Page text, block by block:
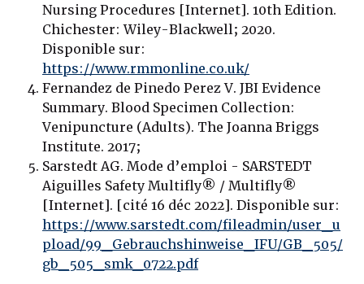
Nursing Procedures [Internet]. 10th Edition.
Chichester: Wiley-Blackwell; 2020.
Disponible sur:
https://www.rmmonline.co.uk/
Fernandez de Pinedo Perez V. JBI Evidence
Summary. Blood Specimen Collection:
Venipuncture (Adults). The Joanna Briggs
Institute. 2017;
Sarstedt AG. Mode d’emploi - SARSTEDT
Aiguilles Safety Multifly® / Multifly®
[Internet]. [cité 16 déc 2022]. Disponible sur:
https://www.sarstedt.com/fileadmin/user_u
pload/99_Gebrauchshinweise_IFU/GB_505/
gb_505_smk_0722.pdf